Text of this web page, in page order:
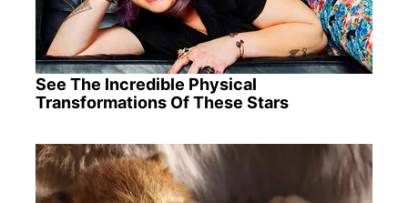
See The Incredible Physical
Transformations Of These Stars